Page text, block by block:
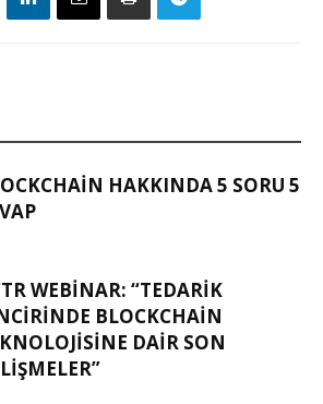
HAKKINDA 5 SORU 5
WEBINAR: “TEDARIK
BLOCKCHAIN
DAIR SON